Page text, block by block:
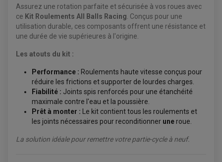
BAGAGERIE
ACCESSOIRE GPS, SMARTPHONE
SUPPORT TOP CASE
SUPPORT VALISE LATERAL
ÉCHAPPEMENT MOTO
SILENCIEUX / ÉCHAPPEMENT MOTO
ACCESSOIRE ÉCHAPPEMENT
ÉCHAPEMENT SCOOTER
ÉCHAPPEMENT SCOOTER
ELECTRICITÉ
BAGAGERIE / TREUIL / ATTELAGE
COFFRE / TOP CASE QUAD
TREUIL ET ATTELAGE QUAD-SSV
ÉCHAPPEMENT QUAD
ENTRETIEN QUAD / SSV
BATTERIE
BOUGIE QUAD
FILTRE A AIR BMC QUAD
FILTRE A AIR QUAD
FILTRE A HUILE QUAD
ÉQUIPEMENT ÉLECTRIQUE
ACCESSOIRES ÉLECTRIQUE ENDURO
PLAQUE PHARE
DÉMARREUR
BOBINE D'ALLUMAGE
COUPE-CONTACT
TRANSMISSION
KIT CHAÎNE
GUIDE CHAÎNE
PATIN DE BRAS OSCILLANT
EMBRAYAGE OFF ROAD
Assurez une rotation parfaite et sécurisée à vos roues avec
ce Kit Roulements All Balls Racing . Conçus pour une
utilisation durable, ces composants offrent une résistance et
une durée de vie supérieures à l'origine.
Les atouts du kit :
Performance : Roulements haute vitesse conçus pour
réduire les frictions et supporter de lourdes charges.
Fiabilité : Joints spis renforcés pour une étanchéité
maximale contre l'eau et la poussière.
Prêt à monter : Le kit contient tous les roulements et
les joints nécessaires pour reconditionner uneroue.
La solution idéale pour remettre votre partie-cycle à neuf.